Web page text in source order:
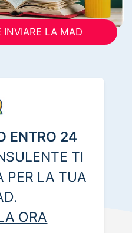
INVIARE LA MAD
ENTRO 24
TI
PER LA TUA
ORA